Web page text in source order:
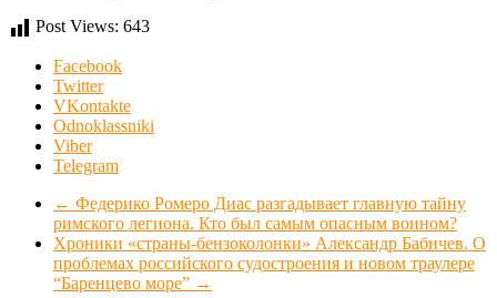
Post Views: 643
Facebook
Twitter
VKontakte
Odnoklassniki
Viber
Telegram
← Федерико Ромеро Диас разгадывает главную тайну
римского легиона. Кто был самым опасным воином?
Хроники «страны-бензоколонки» Александр Бабичев. О
проблемах российского судостроения и новом траулере
“Баренцево море” →